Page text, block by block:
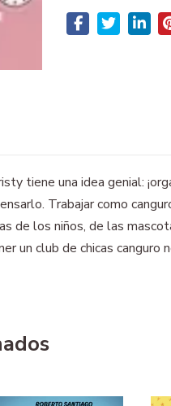
tiene una idea genial:
Trabajar como
de los niños, de las
un club de chicas